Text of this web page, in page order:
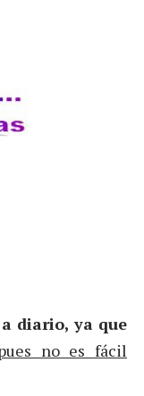
diario, ya que
no es fácil